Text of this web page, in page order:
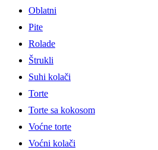
Oblatni
Pite
Rolade
Štrukli
Suhi kolači
Torte
Torte sa kokosom
Voćne torte
Voćni kolači